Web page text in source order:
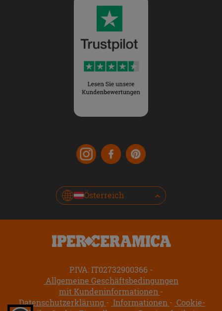
Österreich
P.IVA: IT02732900366
Allgemeine Geschäftsbedingungen
mit Kundeninformationen
Datenschutzerklärung
Informationen
Cookie-